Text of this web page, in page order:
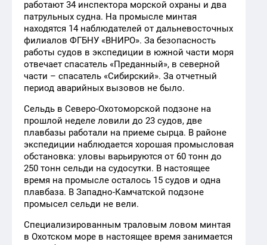
работают 34 инспектора морской охраны и два
патрульных судна. На промысле минтая
находятся 14 наблюдателей от дальневосточных
филиалов ФГБНУ «ВНИРО». За безопасность
работы судов в экспедиции в южной части моря
отвечает спасатель «Преданный», в северной
части – спасатель «Сибирский». За отчетный
период аварийных вызовов не было.
Сельдь в Северо-Охотоморской подзоне на
прошлой неделе ловили до 23 судов, две
плавбазы работали на приеме сырца. В районе
экспедиции наблюдается хорошая промысловая
обстановка: уловы варьируются от 60 тонн до
250 тонн сельди на судосутки. В настоящее
время на промысле осталось 15 судов и одна
плавбаза. В Западно-Камчатской подзоне
промысел сельди не вели.
Специализированным траловым ловом минтая
в Охотском море в настоящее время занимается